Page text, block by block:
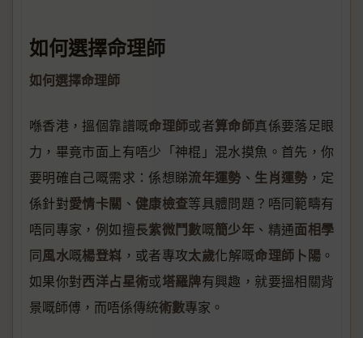
如何選擇命理師
如何選擇命理師
喺香港，搵個靠譜嘅命理師或者算命師真係要落足眼
力，畢竟市面上有唔少「神棍」混水摸魚。首先，你
要明確自己嘅需求：係想睇流年運勢 、 生肖運勢 ，定
係針對愛情卡關 、 健康檢查等具體問題？唔同範疇有
唔同專家，例如擅長紫微鬥數嘅簡少年 、精通面相學
同風水嘅楊登嵙 ，或者專攻太歲化解嘅命理師卜陽 。
如果你對西洋占星術或塔羅牌有興趣，就要搵相關背
景嘅師傅，而唔係傳統術數專家。